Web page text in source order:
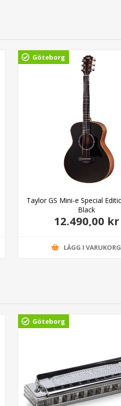
Göteborg
Taylor GS Mini-e Special
Black
12.490,00 kr
LÄGG I VARUKORG
Göteborg